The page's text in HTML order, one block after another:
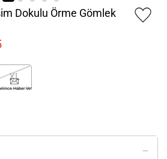
Dokulu Örme Gömlek
XL
Haber Ver